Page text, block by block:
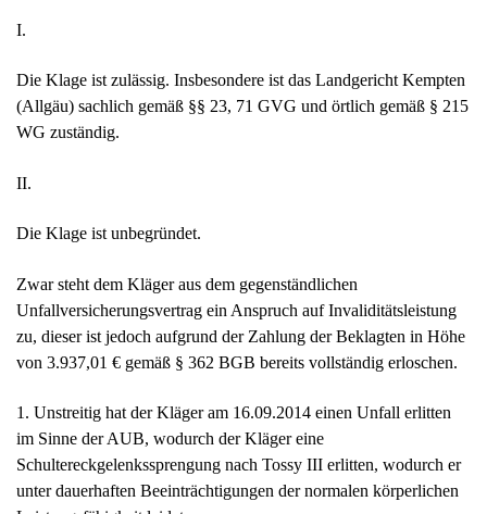
I.
Die Klage ist zulässig. Insbesondere ist das Landgericht Kempten
(Allgäu) sachlich gemäß §§ 23, 71 GVG und örtlich gemäß § 215
WG zuständig.
II.
Die Klage ist unbegründet.
Zwar steht dem Kläger aus dem gegenständlichen
Unfallversicherungsvertrag ein Anspruch auf Invaliditätsleistung
zu, dieser ist jedoch aufgrund der Zahlung der Beklagten in Höhe
von 3.937,01 € gemäß § 362 BGB bereits vollständig erloschen.
1. Unstreitig hat der Kläger am 16.09.2014 einen Unfall erlitten
im Sinne der AUB, wodurch der Kläger eine
Schultereckgelenkssprengung nach Tossy III erlitten, wodurch er
unter dauerhaften Beeinträchtigungen der normalen körperlichen